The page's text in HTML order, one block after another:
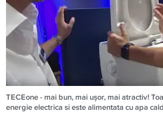
TECEone - mai bun, mai ușor, mai atractiv!
energie electrica si este alimentata cu apa